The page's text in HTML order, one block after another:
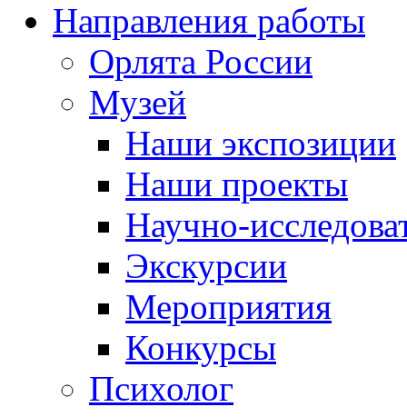
Направления работы
Орлята России
Музей
Наши экспозиции
Наши проекты
Научно-
Экскурсии
Мероприятия
Конкурсы
Психолог